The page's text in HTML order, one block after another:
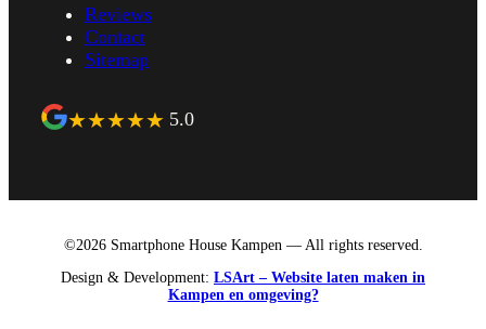
Reviews
Contact
Sitemap
★★★★★ 5.0
©2026 Smartphone House Kampen — All rights reserved.
Design & Development: LSArt – Website laten maken in
Kampen en omgeving?